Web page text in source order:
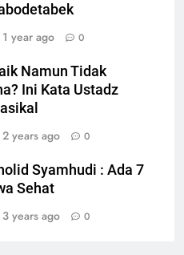
1 year ago 0
Namun Tidak
Ini Kata Ustadz
2 years ago 0
Syamhudi : Ada 7
Sehat
3 years ago 0